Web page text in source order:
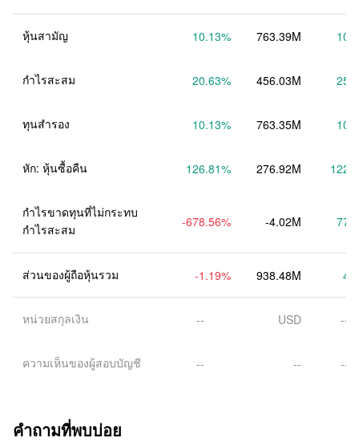
หุ้นสามัญ 10.13% 763.39M
กำไรสะสม 20.63% 456.03M
ทุนสำรอง 10.13% 763.35M
หัก: หุ้นซื้อคืน 126.81% 276.92M
กำไรขาดทุนที่ไม่กระทบ
กำไรสะสม
-678.56% -4.02M
ส่วนของผู้ถือหุ้นรวม -1.19% 938.48M
หน่วยสกุลเงิน -- USD --
ความเห็นของผู้สอบบัญชี -- -- --
คำถามที่พบบ่อย